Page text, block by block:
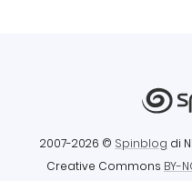
2007-2026 © Spinblog di
Creative Commons BY-